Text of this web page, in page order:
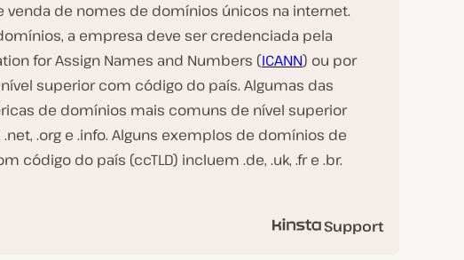
venda de nomes de domínios únicos na internet.
a empresa deve ser credenciada pela
for Assign Names and Numbers (ICANN) ou por
superior com código do país. Algumas das
de domínios mais comuns de nível superior
.net, .org e .info. Alguns exemplos de domínios de
código do país (ccTLD) incluem .de, .uk, .fr e .br.
Support